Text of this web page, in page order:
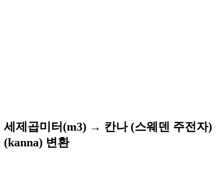
세제곱미터(m3) → 칸나 (스웨덴 주전자)
(kanna) 변환